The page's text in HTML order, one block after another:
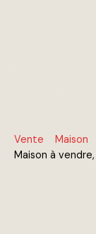
Vente Maison
Maison à